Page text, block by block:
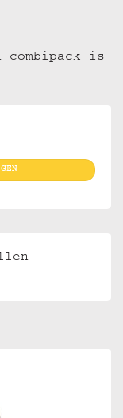
is